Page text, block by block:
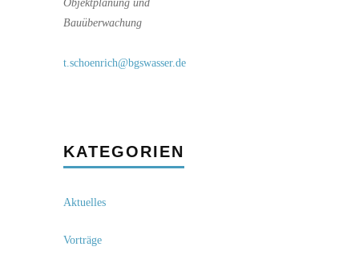
Objektplanung und
Bauüberwachung
t.schoenrich@bgswasser.de
KATEGORIEN
Aktuelles
Vorträge